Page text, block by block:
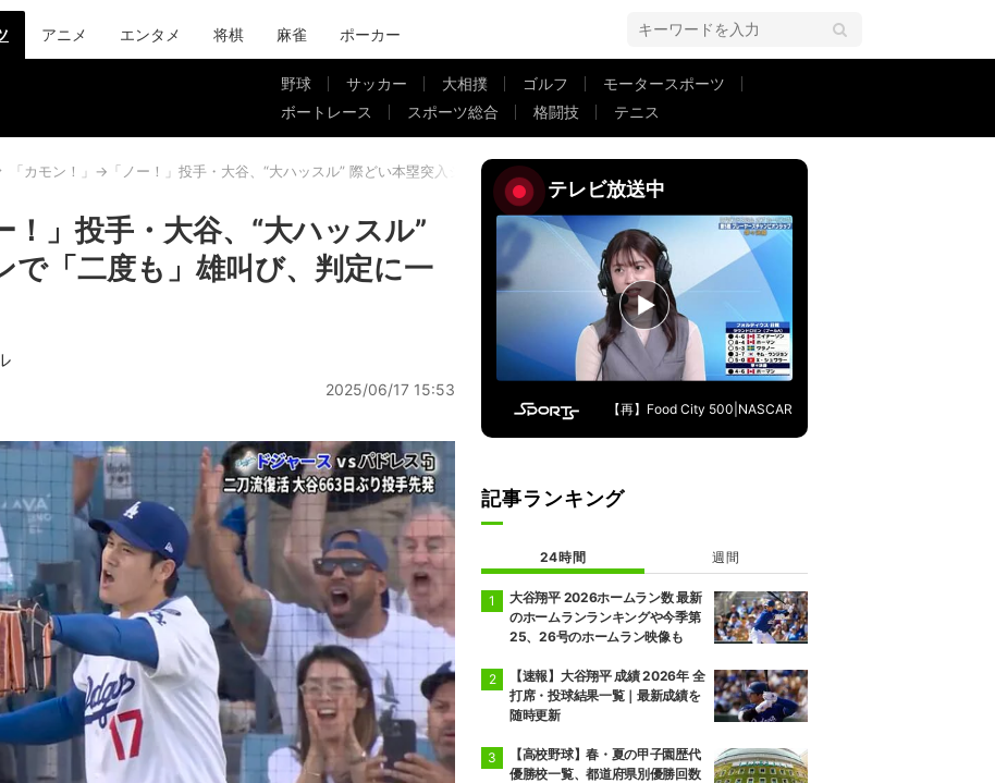
アニメ エンタメ 将棋 麻雀 ポーカー
野球 サッカー 大相撲 ゴルフ
モータースポーツ
ボートレース
スポーツ総合 格闘技 テニス
「カモン！」→「ノー！」投手・大谷、“大ハッスル” 際どい本塁突入シーンで「二度も」雄叫び、判定に一喜一憂
！」投手・大谷、“大ハッスル”
で「二度も」雄叫び、判定に一
2025/06/17 15:53
テレビ放送中
【再】Food City 500|NASCAR
記事ランキング
24時間 週間
大谷翔平 2026ホームラン数 最新
のホームランランキングや今季第
25、26号のホームラン映像も
【速報】大谷翔平 成績 2026年 全
打席・投球結果一覧｜最新成績を
随時更新
【高校野球】春・夏の甲子園歴代
優勝校一覧、都道府県別優勝回数